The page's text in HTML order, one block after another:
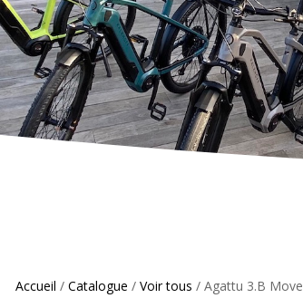
Accueil / Catalogue / Voir tous / Agattu 3.B Move